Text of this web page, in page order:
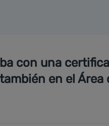
con una
en el